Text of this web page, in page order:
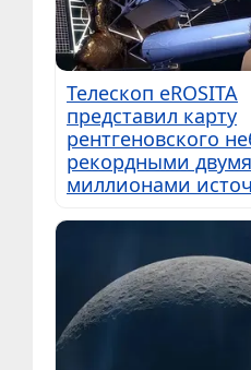
Телескоп eROSITA
представил карту
рентгеновского
рекордными двумя
миллионами